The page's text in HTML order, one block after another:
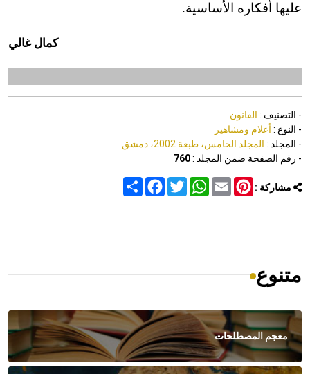
عليها أفكاره الأساسية.
كمال غالي
- التصنيف : القانون
- النوع : أعلام ومشاهير
- المجلد : المجلد الخامس، طبعة 2002، دمشق
- رقم الصفحة ضمن المجلد :760
مشاركة : Share
FacebookTwitter
WhatsAppEmail
Pinterest
متنوع
معجم المصطلحات